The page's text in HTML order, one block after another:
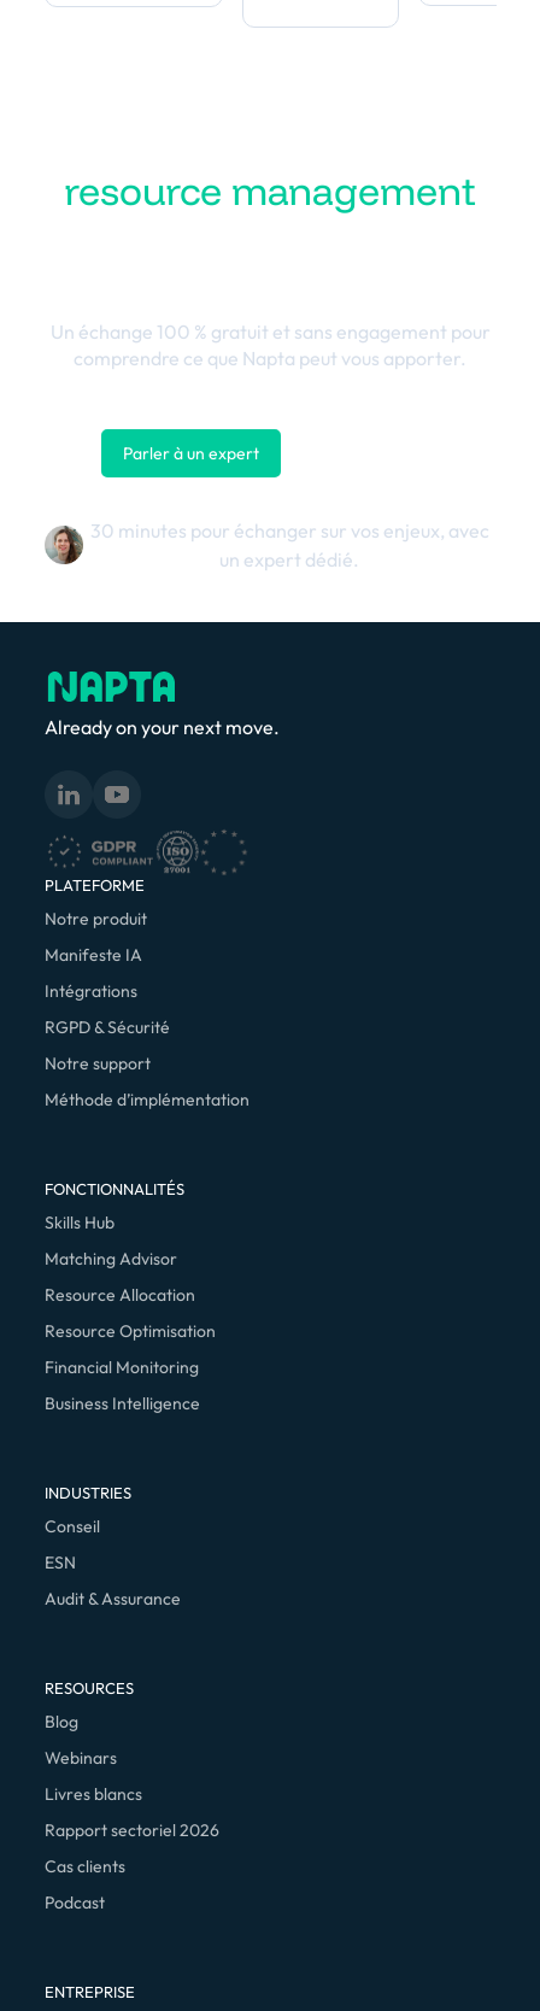
resource management
Un échange 100 % gratuit et sans engagement pour
comprendre ce que Napta peut vous apporter.
Parler à un expert
30 minutes pour échanger sur vos enjeux, avec
un expert dédié.
Already on your next move.
PLATEFORME
Notre produit
Manifeste IA
Intégrations
RGPD & Sécurité
Notre support
Méthode d’implémentation
FONCTIONNALITÉS
Skills Hub
Matching Advisor
Resource Allocation
Resource Optimisation
Financial Monitoring
Business Intelligence
INDUSTRIES
Conseil
ESN
Audit & Assurance
RESOURCES
Blog
Webinars
Livres blancs
Rapport sectoriel 2026
Cas clients
Podcast
ENTREPRISE